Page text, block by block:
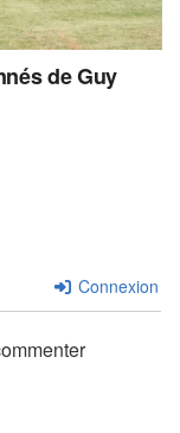
de Guy
Connexion